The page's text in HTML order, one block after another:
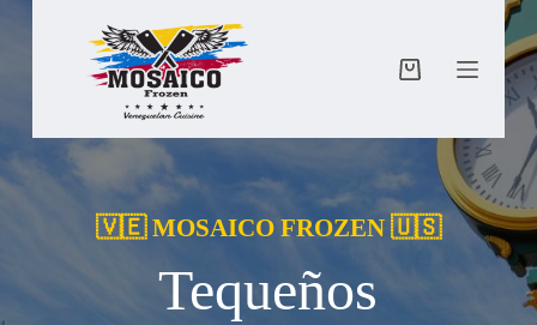
Carro
🇻🇪 MOSAICO FROZEN 🇺🇸
Tequeños